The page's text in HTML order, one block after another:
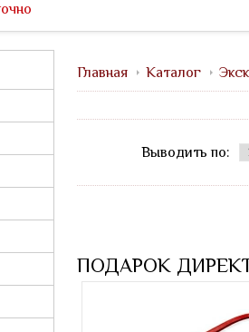
Главная Каталог
Выводить по:
ПОДАРОК